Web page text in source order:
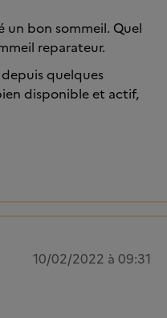
un bon sommeil. Quel
reparateur.
quelques
disponible et actif,
10/02/2022 à 09:31